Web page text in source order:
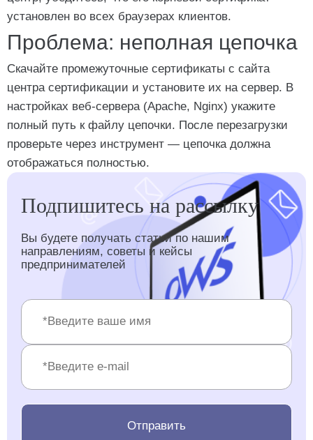
установлен во всех браузерах клиентов.
Проблема: неполная цепочка
Скачайте промежуточные сертификаты с сайта
центра сертификации и установите их на сервер. В
настройках веб-сервера (Apache, Nginx) укажите
полный путь к файлу цепочки. После перезагрузки
проверьте через инструмент — цепочка должна
отображаться полностью.
Подпишитесь на рассылку
Вы будете получать статьи по нашим
направлениям, советы и кейсы
предпринимателей
Отправить